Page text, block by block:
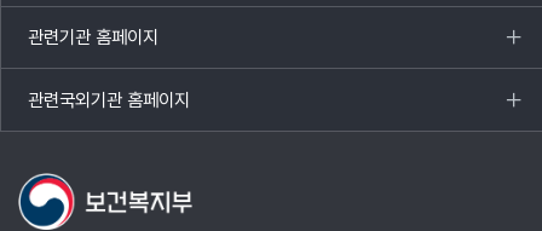
열기
관련기관 홈페이지
목록
열기
관련국외기관 홈페이지
목록
열기